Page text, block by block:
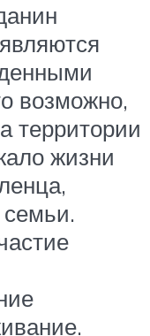
возможно,
территории
жизни